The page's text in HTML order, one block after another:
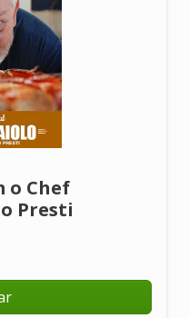
o Chef
Presti